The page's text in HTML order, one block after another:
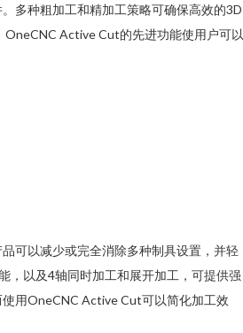
多种粗加工和精加工策略可确保高效的3D
Active Cut的先进功能使用户可以
可以减少或完全消除多种制具设置，并轻
，以及4轴同时加工和展开加工，可提供强
用OneCNC Active Cut可以简化加工效